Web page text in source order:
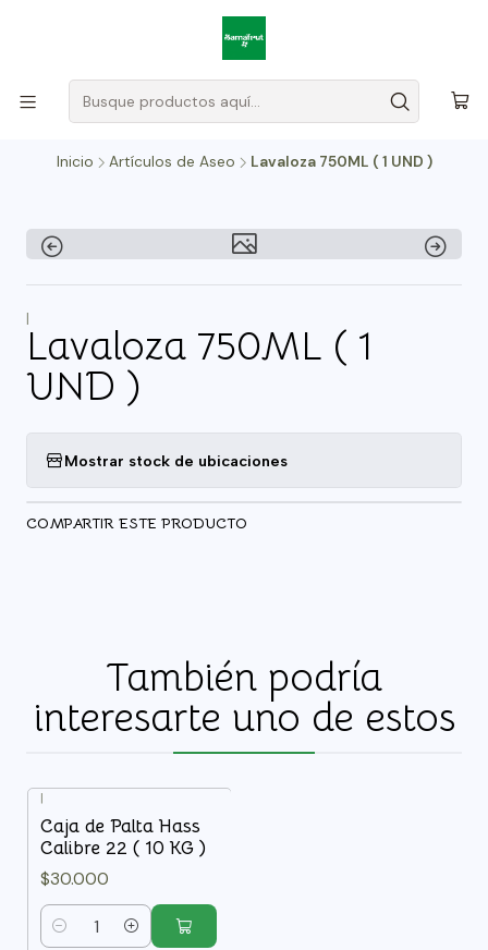
Inicio Artículos de Aseo Lavaloza 750ML ( 1 UND )
|
Lavaloza 750ML ( 1
UND )
Mostrar stock de ubicaciones
COMPARTIR ESTE PRODUCTO
También podría
interesarte uno de estos
|
Caja de Palta Hass
Calibre 22 ( 10 KG )
$30.000
Cantidad